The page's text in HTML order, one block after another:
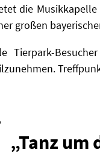
die
großen
Tierpark-
„Tanz um